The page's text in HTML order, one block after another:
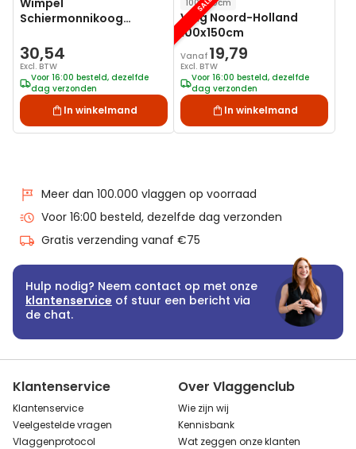
Wimpel
Schiermonnikoog
30,54
Excl. BTW
Voor 16:00 besteld, dezelfde
dag verzonden
In winkelmand
SALE
100x150cm
Vlag Noord-Holland
100x150cm
Vanaf 19,79
Excl. BTW
Voor 16:00 besteld, dezelfde
dag verzonden
In winkelmand
Meer dan 100.000 vlaggen op voorraad
Voor 16:00 besteld, dezelfde dag verzonden
Gratis verzending vanaf €75
Hulp nodig? Neem contact op met onze
klantenservice of stuur een bericht via
de chat.
Klantenservice
Klantenservice
Veelgestelde vragen
Vlaggenprotocol
Over Vlaggenclub
Wie zijn wij
Kennisbank
Wat zeggen onze klanten